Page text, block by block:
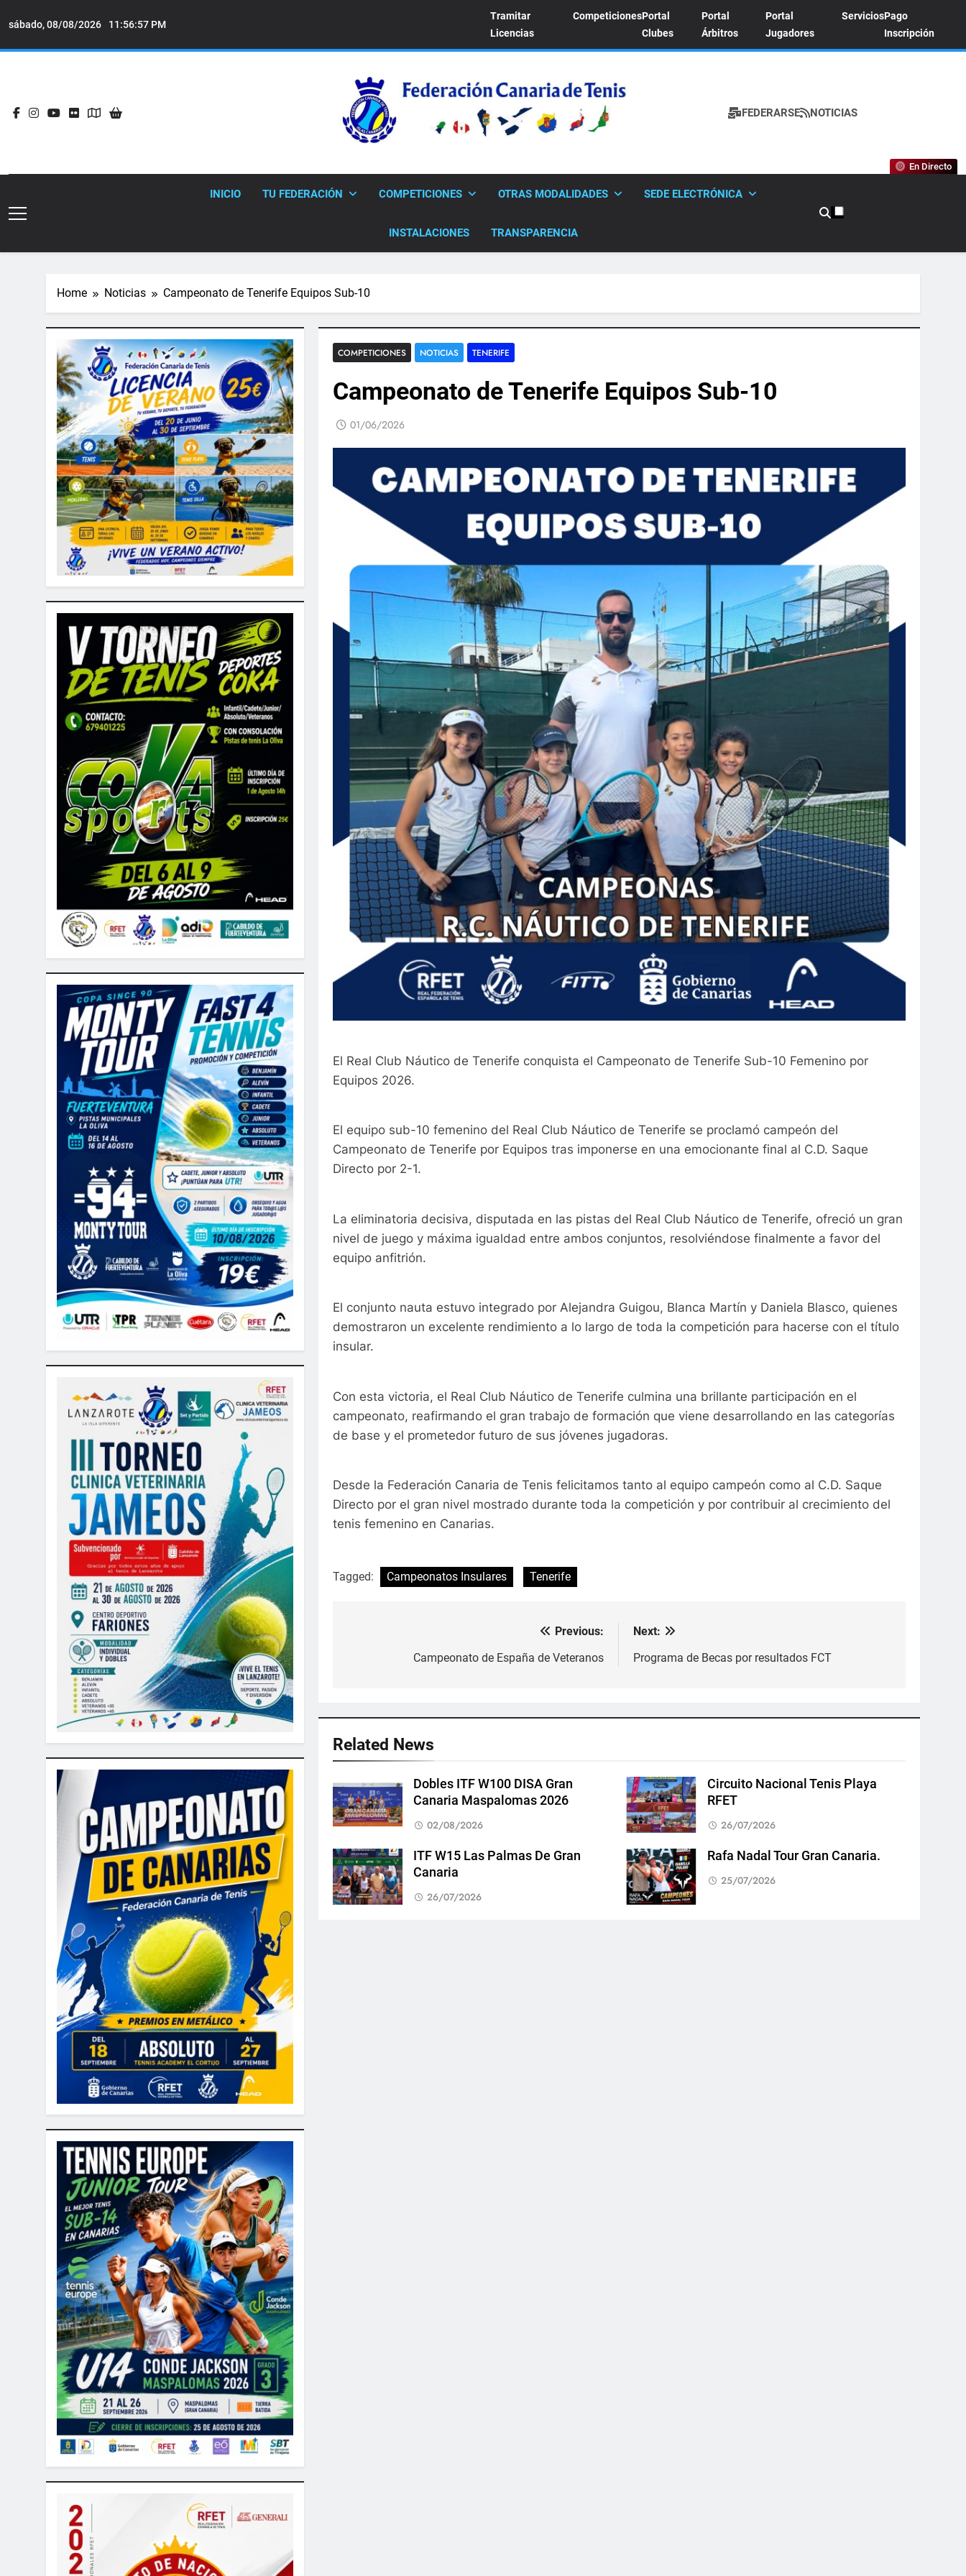
tosábado, 08/08/2026 11:56:59 PM
Tramitar
Licencias
CompeticionesPortal
Clubes
Portal
Árbitros
Portal
Jugadores
ServiciosPago
Inscripción
FEDERACION CANARIA DE TENIS
FEDERARSE NOTICIAS
En Directo
INICIO TU FEDERACIÓN COMPETICIONES OTRAS MODALIDADES SEDE ELECTRÓNICA
INSTALACIONES TRANSPARENCIA
Home Noticias Campeonato de Tenerife Equipos Sub-10
COMPETICIONES NOTICIAS TENERIFE
Campeonato de Tenerife Equipos Sub-10
01/06/2026
El Real Club Náutico de Tenerife conquista el Campeonato de Tenerife Sub-10 Femenino por
Equipos 2026.
El equipo sub-10 femenino del Real Club Náutico de Tenerife se proclamó campeón del
Campeonato de Tenerife por Equipos tras imponerse en una emocionante final al C.D. Saque
Directo por 2-1.
La eliminatoria decisiva, disputada en las pistas del Real Club Náutico de Tenerife, ofreció un gran
nivel de juego y máxima igualdad entre ambos conjuntos, resolviéndose finalmente a favor del
equipo anfitrión.
El conjunto nauta estuvo integrado por Alejandra Guigou, Blanca Martín y Daniela Blasco, quienes
demostraron un excelente rendimiento a lo largo de toda la competición para hacerse con el título
insular.
Con esta victoria, el Real Club Náutico de Tenerife culmina una brillante participación en el
campeonato, reafirmando el gran trabajo de formación que viene desarrollando en las categorías
de base y el prometedor futuro de sus jóvenes jugadoras.
Desde la Federación Canaria de Tenis felicitamos tanto al equipo campeón como al C.D. Saque
Directo por el gran nivel mostrado durante toda la competición y por contribuir al crecimiento del
tenis femenino en Canarias.
Tagged: Campeonatos Insulares Tenerife
Previous:
Campeonato de España de Veteranos
Next:
Programa de Becas por resultados FCT
Related News
Dobles ITF W100 DISA Gran
Canaria Maspalomas 2026
02/08/2026
Circuito Nacional Tenis Playa
RFET
26/07/2026
ITF W15 Las Palmas De Gran
Canaria
26/07/2026
Rafa Nadal Tour Gran Canaria.
25/07/2026